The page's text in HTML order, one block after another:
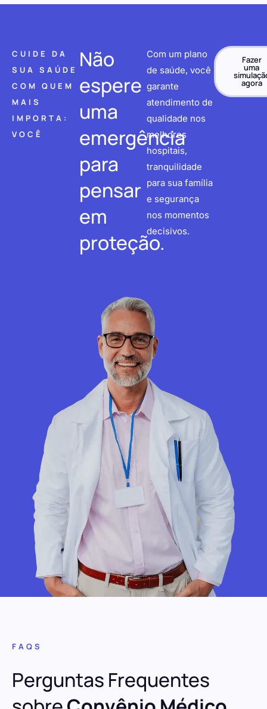
CUIDE DA
SUA SAÚDE
COM QUEM
MAIS
IMPORTA:
VOCÊ
Não
espere
uma
emergência
para
pensar
em
proteção.
Com um plano
de saúde, você
garante
atendimento de
qualidade nos
melhores
hospitais,
tranquilidade
para sua família
e segurança
nos momentos
decisivos.
Fazer
uma
agora
FAQS
Perguntas Frequentes